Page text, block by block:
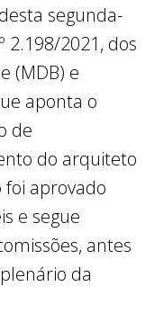
segunda-
2.198/2021, dos
(MDB) e
aponta o
de
do arquiteto
foi aprovado
e segue
antes
da